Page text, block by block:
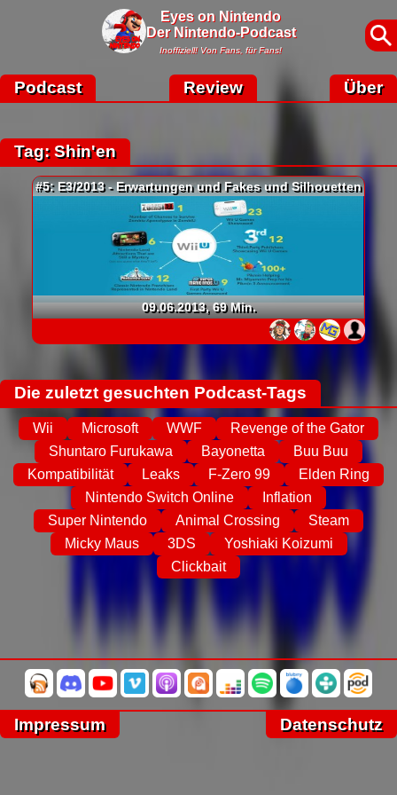
Eyes on Nintendo
Der Nintendo-Podcast
Inoffiziell! Von Fans, für Fans!
Podcast Review Über
Tag: Shin'en
#5: E3/2013 - Erwartungen und Fakes und Silhouetten
09.06.2013, 69 Min.
Die zuletzt gesuchten Podcast-Tags
Wii Microsoft WWF
Revenge of the Gator
Shuntaro Furukawa
Bayonetta
Buu Buu
Kompatibilität
Leaks F-Zero 99
Elden Ring
Nintendo Switch Online
Inflation
Super Nintendo
Animal Crossing
Steam
Micky Maus
3DS
Yoshiaki Koizumi
Clickbait
Impressum Datenschutz